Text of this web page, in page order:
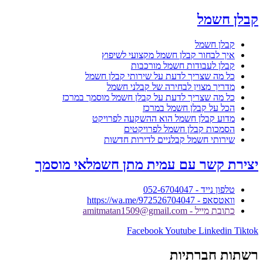
קבלן חשמל
קבלן חשמל
איך לבחור קבלן חשמל מקצועי לשיפוץ
קבלן לעבודות חשמל מורכבות
כל מה שצריך לדעת על שירותי קבלן חשמל
מדריך מצוין לבחירה של קבלני חשמל
כל מה שצריך לדעת על קבלן חשמל מוסמך במרכז
הכל על קבלן חשמל במרכז
מדוע קבלן חשמל הוא ההשקעה לפרויקט
הסמכות קבלן חשמל לפרויקטים
שירותי חשמל קבלניים לדירות חדשות
יצירת קשר עם עמית מתן חשמלאי מוסמך
טלפון נייד - 052-6704047
וואטסאפ - https://wa.me/972526704047
כתובת מייל - amitmatan1509@gmail.com
FacebookYoutube Linkedin Tiktok
רשתות חברתיות